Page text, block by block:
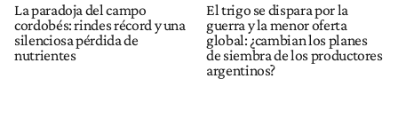
La paradoja del campo
cordobés: rindes récord y una
silenciosa pérdida de
nutrientes
El trigo se dispara por la
guerra y la menor oferta
global: ¿cambian los planes
de siembra de los productores
argentinos?